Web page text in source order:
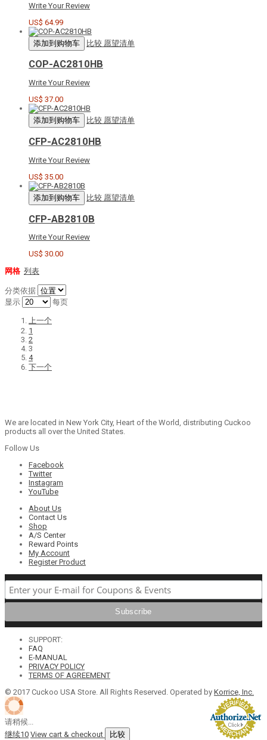
Write Your Review
US$ 64.99
添加到购物车 比较 愿望清单
COP-AC2810HB
Write Your Review
US$ 37.00
添加到购物车 比较 愿望清单
CFP-AC2810HB
Write Your Review
US$ 35.00
添加到购物车 比较 愿望清单
CFP-AB2810B
Write Your Review
US$ 30.00
网格 列表
分类依据
显示
每页
上一个
1
2
3
4
下一个
We are located in New York City, Heart of the World, distributing Cuckoo
products all over the United States.
Follow Us
Facebook
Twitter
Instagram
YouTube
About Us
Contact Us
Shop
A/S Center
Reward Points
My Account
Register Product
SUPPORT:
FAQ
E-MANUAL
PRIVACY POLICY
TERMS OF AGREEMENT
© 2017 Cuckoo USA Store. All Rights Reserved. Operated by Korrice, Inc.
请稍候...
继续10 View cart & checkout 比较